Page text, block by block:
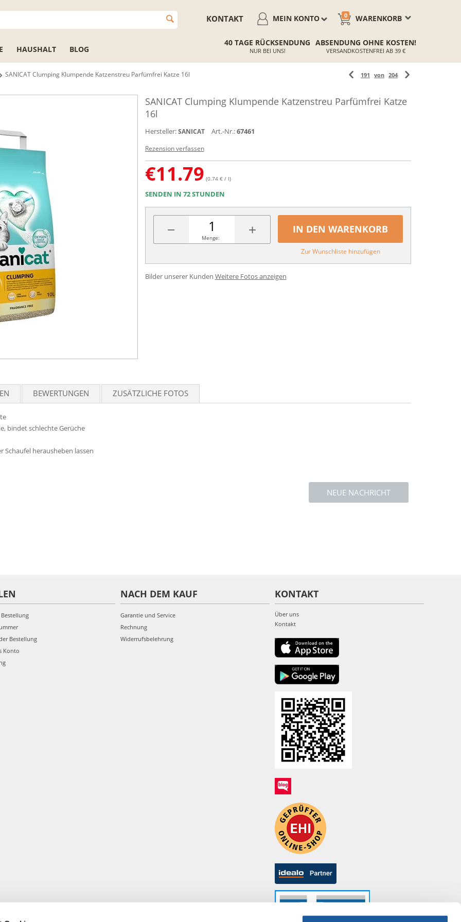
WARENKORB
0
MEIN KONTO
KONTAKT
HAUSHALT BLOG
40 TAGE RÜCKSENDUNG
NUR BEI UNS!
ABSENDUNG OHNE KOSTEN!
VERSANDKOSTENFREI AB 39 €
SANICAT Clumping Klumpende Katzenstreu Parfümfrei Katze 16l 191 von 204
SANICAT Clumping Klumpende Katzenstreu Parfümfrei Katze
16l
Hersteller: SANICAT Art.-Nr.:67461
Rezension verfassen
€11.79 (0.74 € / l)
SENDEN IN 72 STUNDEN
− +
Menge:
IN DEN WARENKORB
Zur Wunschliste hinzufügen
Bilder unserer Kunden Weitere Fotos anzeigen
BEWERTUNGEN ZUSÄTZLICHE FOTOS
bindet schlechte Gerüche
Schaufel herausheben lassen
NEUE NACHRICHT
Bestellung
Konto
NACH DEM KAUF
Garantie und Service
Rechnung
Widerrufsbelehrung
KONTAKT
Über uns
Kontakt